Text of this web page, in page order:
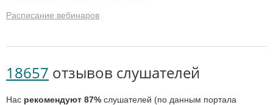
Расписание вебинаров
18657 отзывов слушателей
Нас рекомендуют 87% слушателей (по данным портала